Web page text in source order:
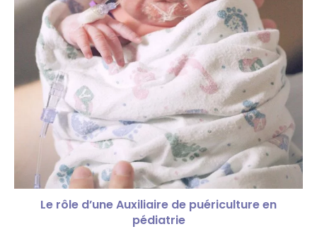
Le rôle d’une Auxiliaire de puériculture en
pédiatrie